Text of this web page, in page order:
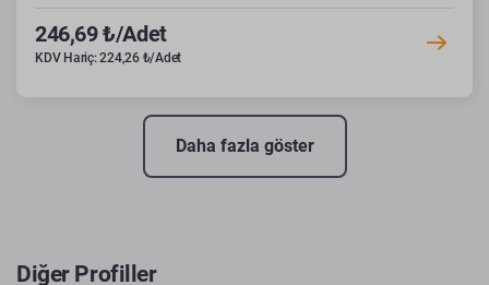
246,69 ₺/Adet
KDV Hariç: 224,26 ₺/Adet
Daha fazla göster
Diğer Profiller